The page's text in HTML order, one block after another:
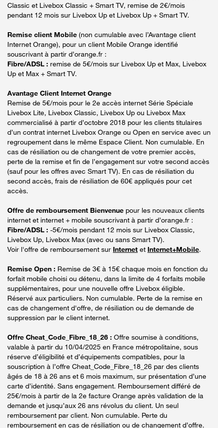
Classic et Livebox Classic + Smart TV, remise de 2€/mois
pendant 12 mois sur Livebox Up et Livebox Up + Smart TV.
Remise client Mobile (non cumulable avec l’Avantage client
Internet Orange), pour un client Mobile Orange identifié
souscrivant à partir d’orange.fr :
Fibre/ADSL : remise de 5€/mois sur Livebox Up et Max, Livebox
Up et Max + Smart TV.
Avantage Client Internet Orange
Remise de 5€/mois pour le 2e accès internet Série Spéciale
Livebox Lite, Livebox Classic, Livebox Up ou Livebox Max
commercialisé à partir d’octobre 2018 pour les clients titulaires
d’un contrat internet Livebox Orange ou Open en service avec un
regroupement dans le même Espace Client. Non cumulable. En
cas de résiliation ou de changement de votre premier accès,
perte de la remise et fin de l’engagement sur votre second accès
(sauf pour les offres avec Smart TV). En cas de résiliation du
second accès, frais de résiliation de 60€ appliqués pour cet
accès.
Offre de remboursement Bienvenue pour les nouveaux clients
internet et internet + mobile souscrivant à partir d’orange.fr :
Fibre/ADSL : -5€/mois pendant 12 mois sur Livebox Classic,
Livebox Up, Livebox Max (avec ou sans Smart TV).
Voir l'offre de remboursement sur Internet et Internet+Mobile.
Remise Open : Remise de 3€ à 15€ chaque mois en fonction du
forfait mobile choisi ou détenu, dans la limite de 4 forfaits mobile
supplémentaires, pour une nouvelle offre Livebox éligible.
Réservé aux particuliers. Non cumulable. Perte de la remise en
cas de changement d'offre, de résiliation ou de demande de
suppression par le client internet.
Offre Cheat_Code_Fibre_18_26 : Offre soumise à conditions,
valable à partir du 10/04/2025 en France métropolitaine, sous
réserve d’éligibilité et d’équipements compatibles, pour la
souscription à l’offre Cheat_Code_Fibre_18_26 par des clients
âgés de 18 à 26 ans et 6 mois maximum, sur présentation d’une
carte d’identité. Sans engagement. Remboursement différé de
25€/mois à partir de la 2e facture Orange après validation de la
demande et jusqu’aux 26 ans révolus du client. Un seul
remboursement par client. Non cumulable. Perte du
remboursement en cas de résiliation ou de changement d’offre.